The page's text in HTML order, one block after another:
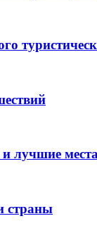
лучшие
страны